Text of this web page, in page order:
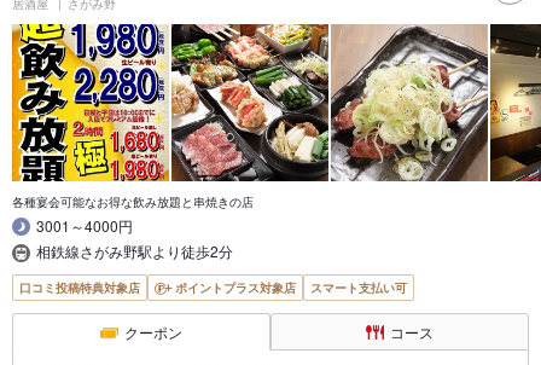
居酒屋 さがみ野
各種宴会可能なお得な飲み放題と串焼きの店
3001～4000円
相鉄線さがみ野駅より徒歩2分
口コミ投稿特典対象店 ポイントプラス対象店 スマート支払い可
クーポン コース